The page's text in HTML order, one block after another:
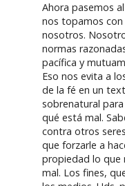
Ahora pasemos
nos topamos
nosotros.
normas
pacífica y
Eso nos evita a
de la fé en un
sobrenatural
qué está mal.
contra otros
que forzarle a
propiedad lo que
mal. Los fines,